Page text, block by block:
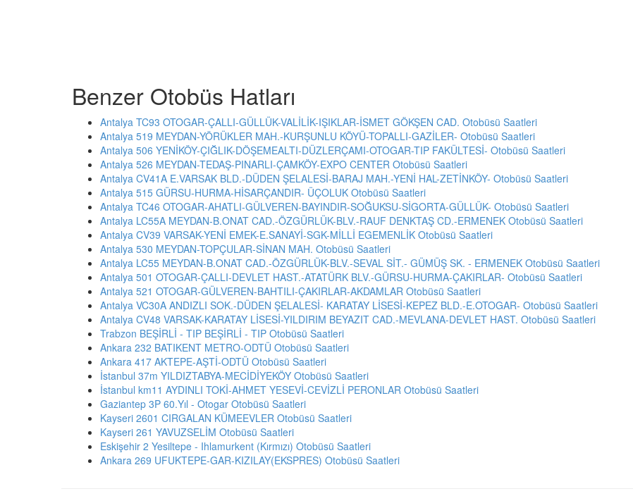
Benzer Otobüs Hatları
Antalya TC93 OTOGAR-ÇALLI-GÜLLÜK-VALİLİK-IŞIKLAR-İSMET GÖKŞEN CAD. Otobüsü Saatleri
Antalya 519 MEYDAN-YÖRÜKLER MAH.-KURŞUNLU KÖYÜ-TOPALLI-GAZİLER- Otobüsü Saatleri
Antalya 506 YENİKÖY-ÇIĞLIK-DÖŞEMEALTI-DÜZLERÇAMI-OTOGAR-TIP FAKÜLTESİ- Otobüsü Saatleri
Antalya 526 MEYDAN-TEDAŞ-PINARLI-ÇAMKÖY-EXPO CENTER Otobüsü Saatleri
Antalya CV41A E.VARSAK BLD.-DÜDEN ŞELALESİ-BARAJ MAH.-YENİ HAL-ZETİNKÖY- Otobüsü Saatleri
Antalya 515 GÜRSU-HURMA-HİSARÇANDIR- ÜÇOLUK Otobüsü Saatleri
Antalya TC46 OTOGAR-AHATLI-GÜLVEREN-BAYINDIR-SOĞUKSU-SİGORTA-GÜLLÜK- Otobüsü Saatleri
Antalya LC55A MEYDAN-B.ONAT CAD.-ÖZGÜRLÜK-BLV.-RAUF DENKTAŞ CD.-ERMENEK Otobüsü Saatleri
Antalya CV39 VARSAK-YENİ EMEK-E.SANAYİ-SGK-MİLLİ EGEMENLİK Otobüsü Saatleri
Antalya 530 MEYDAN-TOPÇULAR-SİNAN MAH. Otobüsü Saatleri
Antalya LC55 MEYDAN-B.ONAT CAD.-ÖZGÜRLÜK-BLV.-SEVAL SİT.- GÜMÜŞ SK. - ERMENEK Otobüsü Saatleri
Antalya 501 OTOGAR-ÇALLI-DEVLET HAST.-ATATÜRK BLV.-GÜRSU-HURMA-ÇAKIRLAR- Otobüsü Saatleri
Antalya 521 OTOGAR-GÜLVEREN-BAHTILI-ÇAKIRLAR-AKDAMLAR Otobüsü Saatleri
Antalya VC30A ANDIZLI SOK.-DÜDEN ŞELALESİ- KARATAY LİSESİ-KEPEZ BLD.-E.OTOGAR- Otobüsü Saatleri
Antalya CV48 VARSAK-KARATAY LİSESİ-YILDIRIM BEYAZIT CAD.-MEVLANA-DEVLET HAST. Otobüsü Saatleri
Trabzon BEŞİRLİ - TIP BEŞİRLİ - TIP Otobüsü Saatleri
Ankara 232 BATIKENT METRO-ODTÜ Otobüsü Saatleri
Ankara 417 AKTEPE-AŞTİ-ODTÜ Otobüsü Saatleri
İstanbul 37m YILDIZTABYA-MECİDİYEKÖY Otobüsü Saatleri
İstanbul km11 AYDINLI TOKİ-AHMET YESEVİ-CEVİZLİ PERONLAR Otobüsü Saatleri
Gaziantep 3P 60.Yıl - Otogar Otobüsü Saatleri
Kayseri 2601 CIRGALAN KÜMEEVLER Otobüsü Saatleri
Kayseri 261 YAVUZSELİM Otobüsü Saatleri
Eskişehir 2 Yesiltepe - Ihlamurkent (Kırmızı) Otobüsü Saatleri
Ankara 269 UFUKTEPE-GAR-KIZILAY(EKSPRES) Otobüsü Saatleri